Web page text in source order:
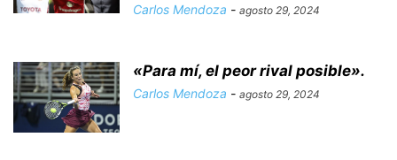
Carlos Mendoza - agosto 29, 2024
«Para mí, el peor rival posible».
Carlos Mendoza - agosto 29, 2024